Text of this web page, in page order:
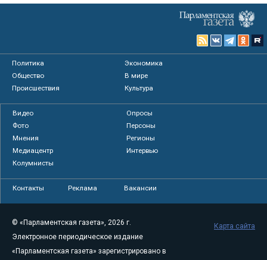
Политика
Экономика
Общество
В мире
Происшествия
Культура
Видео
Опросы
Фото
Персоны
Мнения
Регионы
Медиацентр
Интервью
Колумнисты
Контакты Реклама Вакансии
© «Парламентская газета», 2026 г.
Электронное периодическое издание
«Парламентская газета» зарегистрировано в
Карта сайта